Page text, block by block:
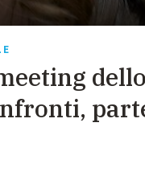
MODI PER
PER TE